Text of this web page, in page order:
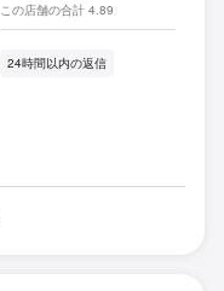
この店舗の合計 4.89
24時間以内の返信